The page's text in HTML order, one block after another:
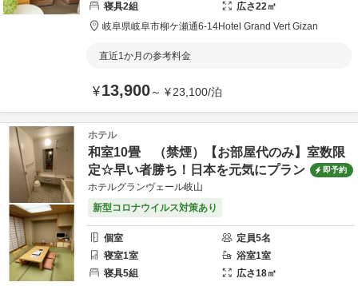
寝具2組 広さ22㎡
岐阜県岐阜市柳ケ瀬通6-14Hotel Grand Vert Gizan
直近1か月の参考料金
¥13,900～ ¥23,100/泊
ホテル
和室10畳 （禁煙）【お部屋代のみ】室数限
定☆早い者勝ち！日本を元気にプラン
即予約
ホテルグランヴェール岐山
新型コロナウイルス対策あり
個室 定員5名
寝室1室 浴室1室
寝具5組 広さ18㎡